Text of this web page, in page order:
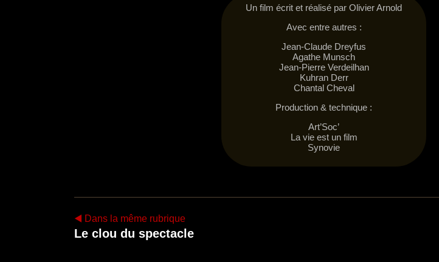
Un film écrit et réalisé par Olivier Arnold
Avec entre autres :
Jean-Claude Dreyfus
Agathe Munsch
Jean-Pierre Verdeilhan
Kuhran Derr
Chantal Cheval
Production & technique :
Art’Soc’
La vie est un film
Synovie
◀️ Dans la même rubrique
Le clou du spectacle